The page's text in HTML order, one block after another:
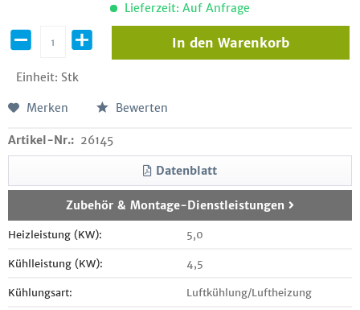
Lieferzeit: Auf Anfrage
Einheit: Stk
In den Warenkorb
Merken Bewerten
Artikel-Nr.: 26145
Datenblatt
Zubehör & Montage-Dienstleistungen
Heizleistung (KW): 5,0
Kühlleistung (KW): 4,5
Kühlungsart: Luftkühlung/Luftheizung